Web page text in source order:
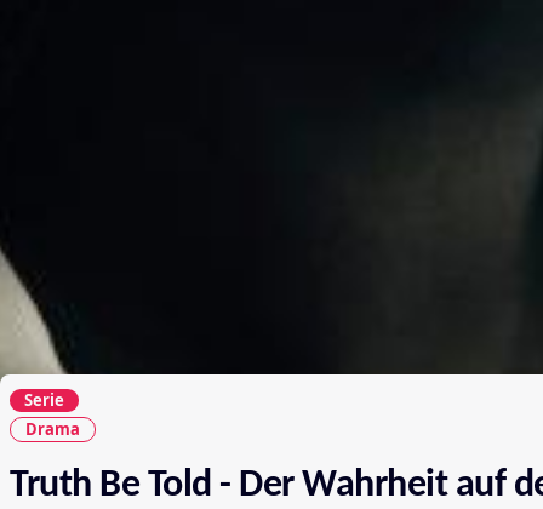
Serie
Drama
Truth Be Told - Der Wahrheit auf